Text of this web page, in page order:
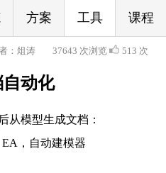
方案 工具 课程
：俎涛 37643 次浏览 513 次
动化
从模型生成文档：
，自动建模器